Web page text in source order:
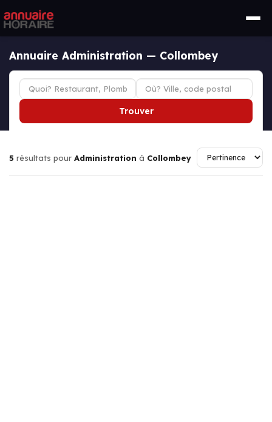
Annuaire Administration — Collombey
Trouver
5 résultats pour Administration à Collombey